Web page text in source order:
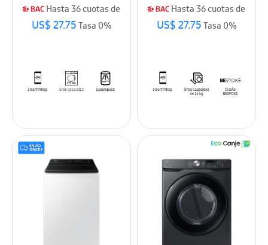
Hasta 36 cuotas de
US$ 27.75Tasa 0%
Hasta 36 cuotas de
US$ 27.75Tasa 0%